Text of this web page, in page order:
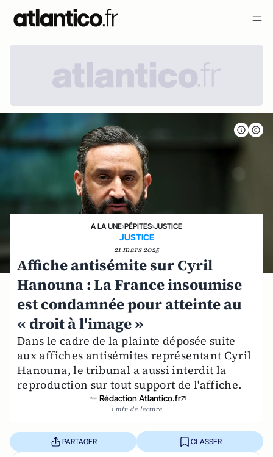
A LA UNE›PÉPITES›JUSTICE
JUSTICE
21 mars 2025
Affiche antisémite sur Cyril
Hanouna : La France insoumise
est condamnée pour atteinte au
« droit à l'image »
Dans le cadre de la plainte déposée suite
aux affiches antisémites représentant Cyril
Hanouna, le tribunal a aussi interdit la
reproduction sur tout support de l'affiche.
Rédaction Atlantico.fr
1 min de lecture
PARTAGER CLASSER